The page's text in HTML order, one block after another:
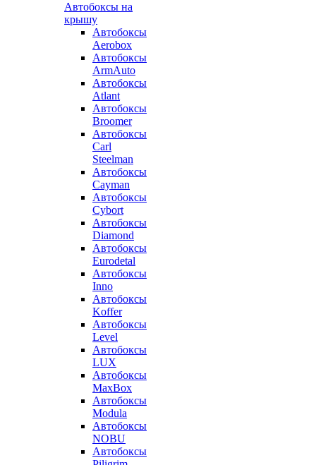
Автобоксы на
крышу
Автобоксы
Aerobox
Автобоксы
ArmAuto
Автобоксы
Atlant
Автобоксы
Broomer
Автобоксы
Carl
Steelman
Автобоксы
Cayman
Автобоксы
Cybort
Автобоксы
Diamond
Автобоксы
Eurodetal
Автобоксы
Inno
Автобоксы
Koffer
Автобоксы
Level
Автобоксы
LUX
Автобоксы
MaxBox
Автобоксы
Modula
Автобоксы
NOBU
Автобоксы